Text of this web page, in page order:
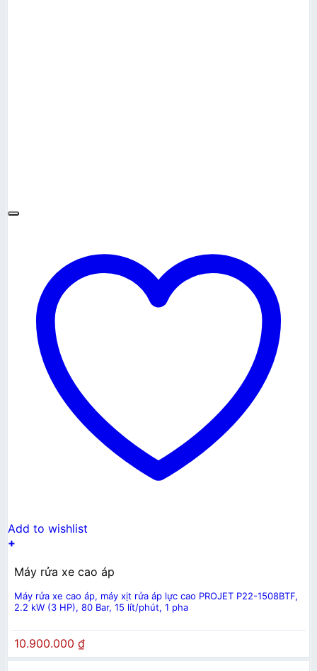
Add to wishlist
+
Máy rửa xe cao áp
Máy rửa xe cao áp, máy xịt rửa áp lực cao PROJET P22-1508BTF,
2.2 kW (3 HP), 80 Bar, 15 lít/phút, 1 pha
10.900.000 ₫